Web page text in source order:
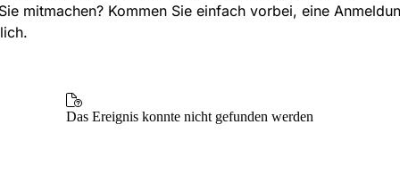
mitmachen? Kommen Sie einfach vorbei, eine